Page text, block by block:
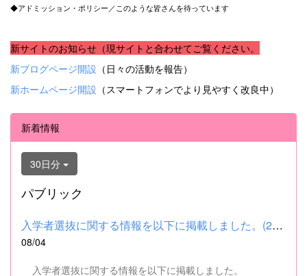
◆アドミッション・ポリシー／このような皆さんを待っています
新サイトのお知らせ（現サイトと合わせてご覧ください。
新ブログページ開設 （日々の活動を報告）
新ホームページ開設 （スマートフォンでより見やすく改良中）
新着情報
30日分
パブリック
入学者選抜に関する情報を以下に掲載しました。(2026.8.4) ■令和...
08/04
入学者選抜に関する情報を以下に掲載しました。